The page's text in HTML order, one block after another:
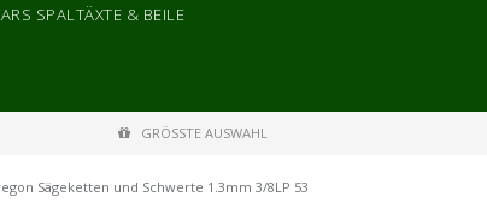
SPALTÄXTE & BEILE
GRÖSSTE AUSWAHL
Sägeketten und Schwerte 1.3mm 3/8LP 53